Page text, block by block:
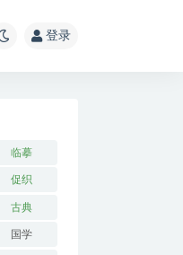
登录
临摹
促织
古典
国学